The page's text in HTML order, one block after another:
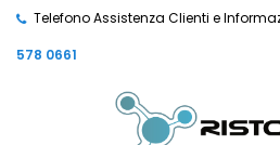
Telefono Assistenza Clienti e
578 0661